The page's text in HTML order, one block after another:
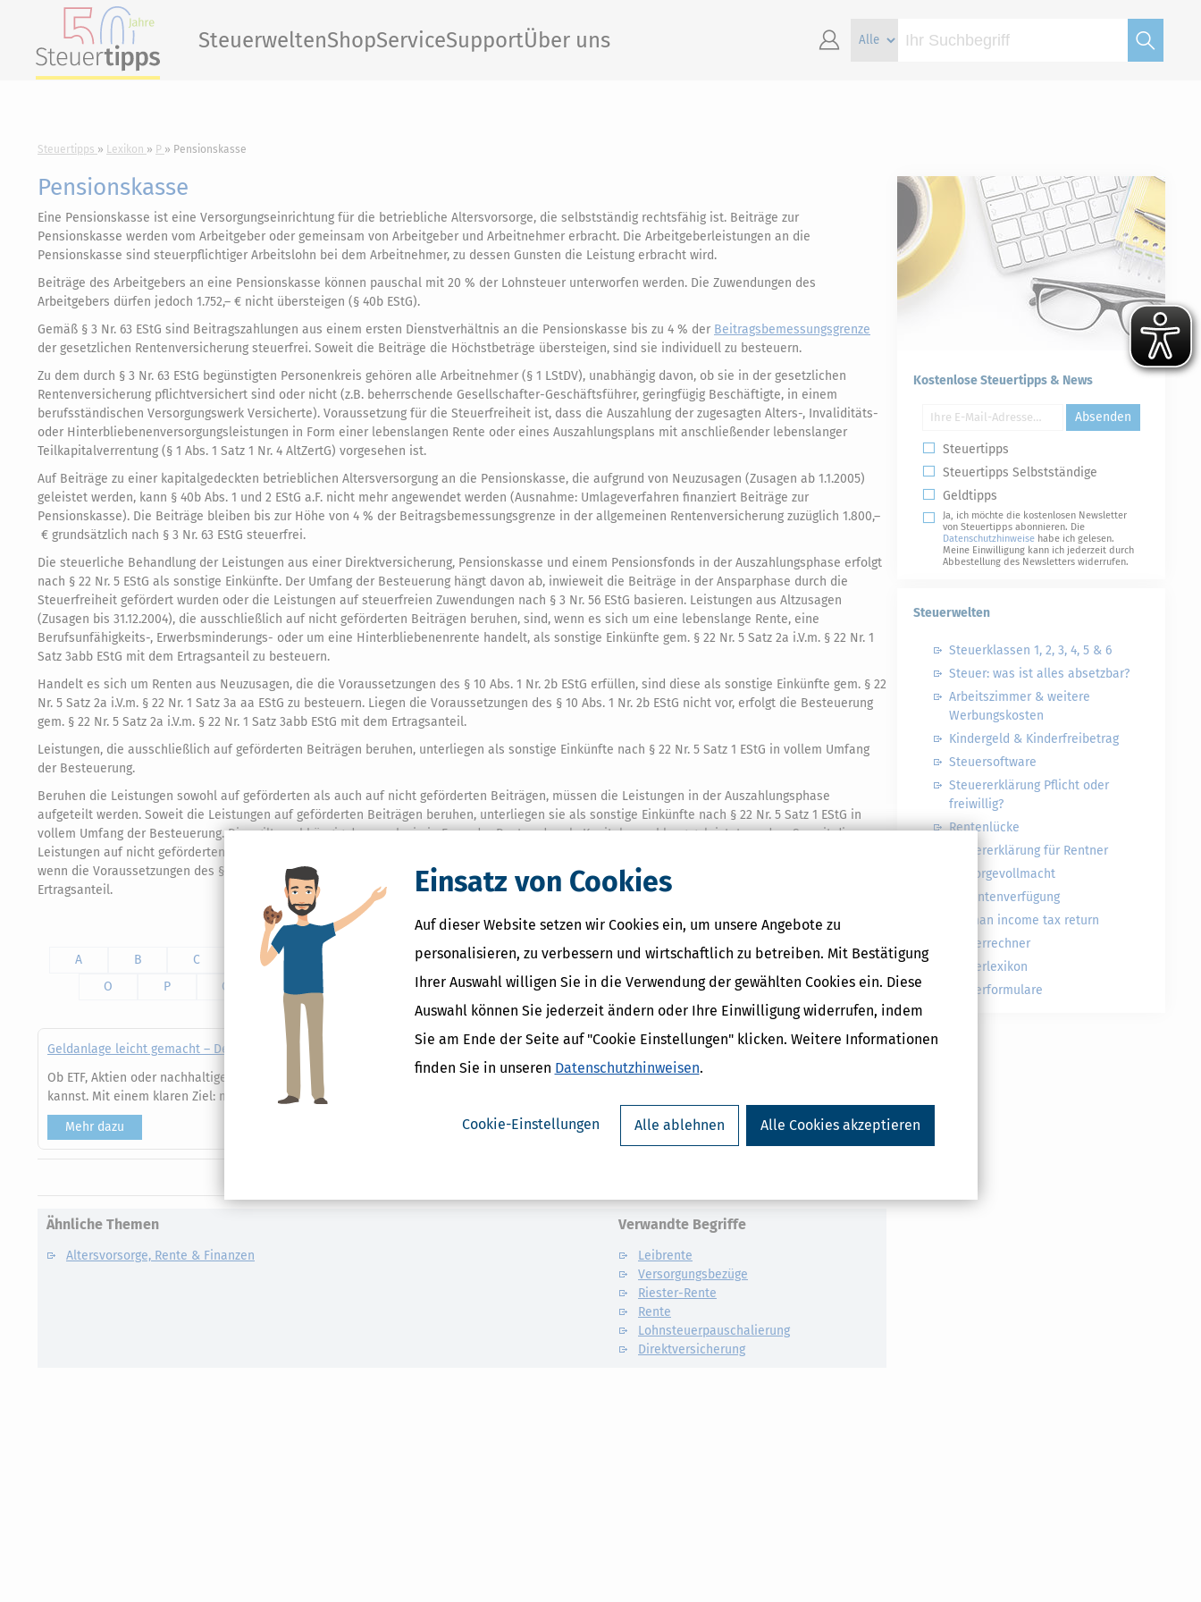
Einsatz von Cookies
Auf dieser Website setzen wir Cookies ein, um unsere Angebote zu
personalisieren, zu verbessern und wirtschaftlich zu betreiben. Mit Bestätigung
Ihrer Auswahl willigen Sie in die Verwendung der gewählten Cookies ein. Diese
Auswahl können Sie jederzeit ändern oder Ihre Einwilligung widerrufen, indem
Sie am Ende der Seite auf "Cookie Einstellungen" klicken. Weitere Informationen
finden Sie in unseren Datenschutzhinweisen.
Cookie-Einstellungen Alle ablehnen Alle Cookies akzeptieren
SteuerweltenShopServiceSupportÜber uns
Steuertipps Lexikon P Pensionskasse
Pensionskasse
Eine Pensionskasse ist eine Versorgungseinrichtung für die betriebliche Altersvorsorge, die selbstständig rechtsfähig ist. Beiträge zur
Pensionskasse werden vom Arbeitgeber oder gemeinsam von Arbeitgeber und Arbeitnehmer erbracht. Die Arbeitgeberleistungen an die
Pensionskasse sind steuerpflichtiger Arbeitslohn bei dem Arbeitnehmer, zu dessen Gunsten die Leistung erbracht wird.
Beiträge des Arbeitgebers an eine Pensionskasse können pauschal mit 20 % der Lohnsteuer unterworfen werden. Die Zuwendungen des
Arbeitgebers dürfen jedoch 1.752,– € nicht übersteigen (§ 40b EStG).
Gemäß § 3 Nr. 63 EStG sind Beitragszahlungen aus einem ersten Dienstverhältnis an die Pensionskasse bis zu 4 % der Beitragsbemessungsgrenze
der gesetzlichen Rentenversicherung steuerfrei. Soweit die Beiträge die Höchstbeträge übersteigen, sind sie individuell zu besteuern.
Zu dem durch § 3 Nr. 63 EStG begünstigten Personenkreis gehören alle Arbeitnehmer (§ 1 LStDV), unabhängig davon, ob sie in der gesetzlichen
Rentenversicherung pflichtversichert sind oder nicht (z.B. beherrschende Gesellschafter-Geschäftsführer, geringfügig Beschäftigte, in einem
berufsständischen Versorgungswerk Versicherte). Voraussetzung für die Steuerfreiheit ist, dass die Auszahlung der zugesagten Alters-, Invaliditäts-
oder Hinterbliebenenversorgungsleistungen in Form einer lebenslangen Rente oder eines Auszahlungsplans mit anschließender lebenslanger
Teilkapitalverrentung (§ 1 Abs. 1 Satz 1 Nr. 4 AltZertG) vorgesehen ist.
Auf Beiträge zu einer kapitalgedeckten betrieblichen Altersversorgung an die Pensionskasse, die aufgrund von Neuzusagen (Zusagen ab 1.1.2005)
geleistet werden, kann § 40b Abs. 1 und 2 EStG a.F. nicht mehr angewendet werden (Ausnahme: Umlageverfahren finanziert Beiträge zur
Pensionskasse). Die Beiträge bleiben bis zur Höhe von 4 % der Beitragsbemessungsgrenze in der allgemeinen Rentenversicherung zuzüglich 1.800,–
€ grundsätzlich nach § 3 Nr. 63 EStG steuerfrei.
Die steuerliche Behandlung der Leistungen aus einer Direktversicherung, Pensionskasse und einem Pensionsfonds in der Auszahlungsphase erfolgt
nach § 22 Nr. 5 EStG als sonstige Einkünfte. Der Umfang der Besteuerung hängt davon ab, inwieweit die Beiträge in der Ansparphase durch die
Steuerfreiheit gefördert wurden oder die Leistungen auf steuerfreien Zuwendungen nach § 3 Nr. 56 EStG basieren. Leistungen aus Altzusagen
(Zusagen bis 31.12.2004), die ausschließlich auf nicht geförderten Beiträgen beruhen, sind, wenn es sich um eine lebenslange Rente, eine
Berufsunfähigkeits-, Erwerbsminderungs- oder um eine Hinterbliebenenrente handelt, als sonstige Einkünfte gem. § 22 Nr. 5 Satz 2a i.V.m. § 22 Nr. 1
Satz 3abb EStG mit dem Ertragsanteil zu besteuern.
Handelt es sich um Renten aus Neuzusagen, die die Voraussetzungen des § 10 Abs. 1 Nr. 2b EStG erfüllen, sind diese als sonstige Einkünfte gem. § 22
Nr. 5 Satz 2a i.V.m. § 22 Nr. 1 Satz 3a aa EStG zu besteuern. Liegen die Voraussetzungen des § 10 Abs. 1 Nr. 2b EStG nicht vor, erfolgt die Besteuerung
gem. § 22 Nr. 5 Satz 2a i.V.m. § 22 Nr. 1 Satz 3abb EStG mit dem Ertragsanteil.
Leistungen, die ausschließlich auf geförderten Beiträgen beruhen, unterliegen als sonstige Einkünfte nach § 22 Nr. 5 Satz 1 EStG in vollem Umfang
der Besteuerung.
Beruhen die Leistungen sowohl auf geförderten als auch auf nicht geförderten Beiträgen, müssen die Leistungen in der Auszahlungsphase
aufgeteilt werden. Soweit die Leistungen auf geförderten Beiträgen beruhen, unterliegen sie als sonstige Einkünfte nach § 22 Nr. 5 Satz 1 EStG in
vollem Umfang der Besteuerung. Dies gilt unabhängig davon, ob sie in Form der Rente oder als Kapitalauszahlung geleistet werden. Soweit die
Leistungen auf nicht geförderten Beiträgen beruhen, sind Altzusagen mit dem Ertragsanteil zu besteuern und Neuzusagen als sonstige Einkünfte,
wenn die Voraussetzungen des § 10 Abs. 1 Nr. 2b EStG erfüllt sind. Wenn diese Voraussetzungen nicht erfüllt sind, erfolgt eine Besteuerung mit dem
Ertragsanteil.
Suchen
A
B C G H I J K L M
N
O
P Q U V W X Y Z #
Geldanlage leicht gemacht – Dein Finanzratgeber für Einsteigerinnen
Ob ETF, Aktien oder nachhaltige Investments – hier erfährst du, wie du deine Finanzen selbstbestimmt und informiert gestalten
kannst. Mit einem klaren Ziel: mehr Sicherheit, mehr Selbstvertrauen und mehr Freiheit im Umgang mit deinem Geld.
Mehr dazu
Ähnliche Themen
Altersvorsorge, Rente & Finanzen
Verwandte Begriffe
Leibrente
Versorgungsbezüge
Riester-Rente
Rente
Lohnsteuerpauschalierung
Direktversicherung
Kostenlose Steuertipps & News
Absenden
Steuertipps
Steuertipps Selbstständige
Geldtipps
Ja, ich möchte die kostenlosen Newsletter
von Steuertipps abonnieren. Die
Datenschutzhinweise habe ich gelesen.
Meine Einwilligung kann ich jederzeit durch
Abbestellung des Newsletters widerrufen.
Steuerwelten
Steuerklassen 1, 2, 3, 4, 5 & 6
Steuer: was ist alles absetzbar?
Arbeitszimmer & weitere
Werbungskosten
Kindergeld & Kinderfreibetrag
Steuersoftware
Steuererklärung Pflicht oder
freiwillig?
Rentenlücke
Steuererklärung für Rentner
Vorsorgevollmacht
Patientenverfügung
German income tax return
Steuerrechner
Steuerlexikon
Steuerformulare